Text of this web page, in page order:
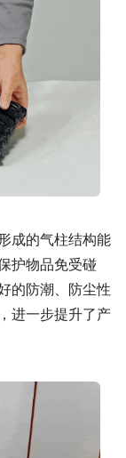
成的气柱结构能
护物品免受碰
的防潮、防尘性
进一步提升了产